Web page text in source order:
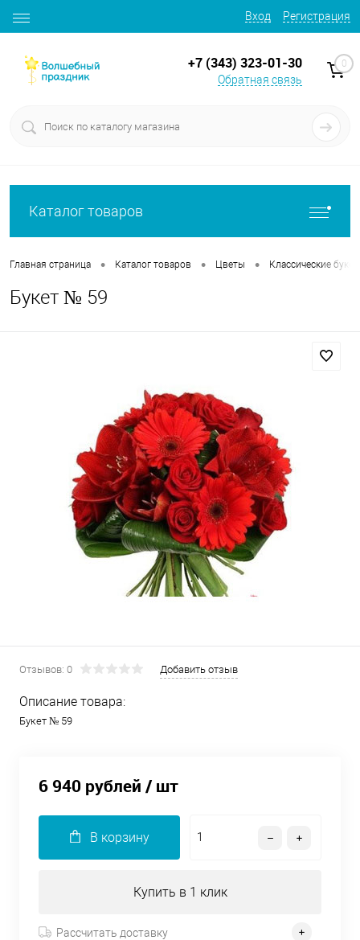
Вход Регистрация
+7 (343) 323-01-30
Обратная связь
0
Каталог товаров
Главная страница • Каталог товаров • Цветы • Классические
Букет № 59
Отзывов: 0 Добавить отзыв
Описание товара:
Букет № 59
6 940 рублей / шт
В корзину
Купить в 1 клик
Рассчитать доставку